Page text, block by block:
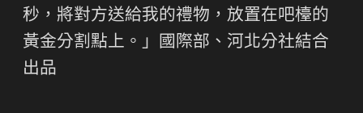
秒，將對方送給我的禮物，放置在吧檯的
黃金分割點上。」國際部、河北分社結合
出品